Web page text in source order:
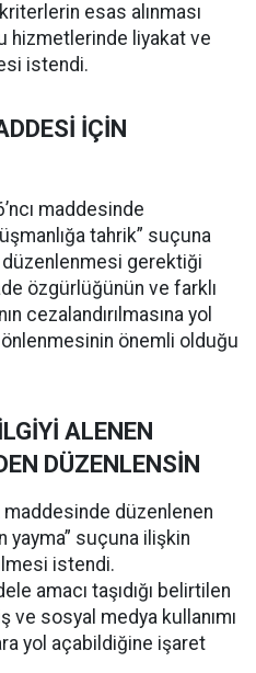
esas alınması
hizmetlerinde liyakat ve
istendi.
İÇİN
maddesinde
tahrik” suçuna
gerektiği
özgürlüğünün ve farklı
cezalandırılmasına yol
önemli olduğu
ALENEN
DÜZENLENSİN
maddesinde düzenlenen
yayma” suçuna ilişkin
istendi.
amacı taşıdığı belirtilen
ve sosyal medya kullanımı
yol açabildiğine işaret